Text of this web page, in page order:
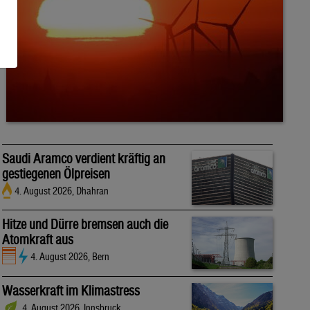
Saudi Aramco verdient kräftig an
gestiegenen Ölpreisen
4. August 2026, Dhahran
Hitze und Dürre bremsen auch die
Atomkraft aus
4. August 2026, Bern
Wasserkraft im Klimastress